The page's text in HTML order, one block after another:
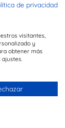
social, educar
el acento en
construyendo
la sociedad”.
de Happy
de privacidad
visitantes,
y
obtener más